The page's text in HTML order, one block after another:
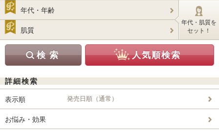
年代・年齢
肌質
年代・肌質を
セット！
詳細検索
表示順 発売日順（通常）
お悩み・効果